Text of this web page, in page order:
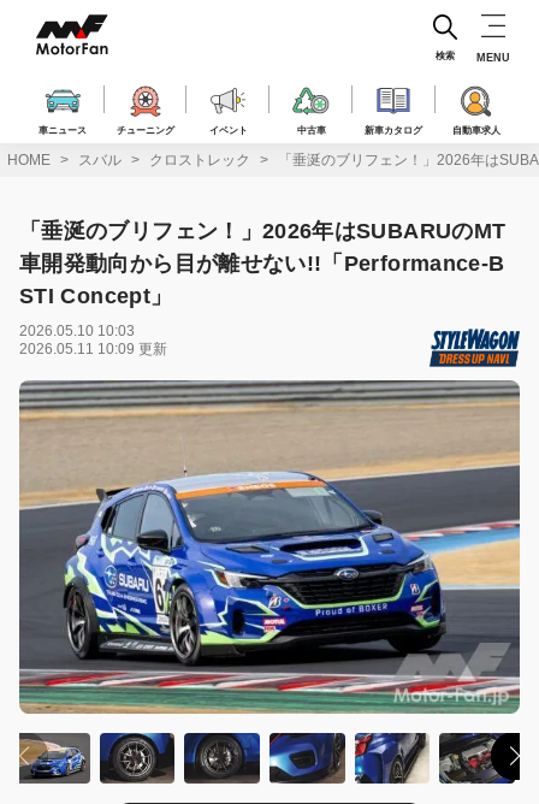
ス
車ニュース チューニング イベント 中古車 新車カタログ 自動車求人
検索 MENU
HOME スバル クロストレック 「垂涎のブリフェン！」2026年は
「垂涎のブリフェン！」2026年はSUBARUのMT
車開発動向から目が離せない!!「Performance-B
STI Concept」
2026.05.10 10:03
2026.05.11 10:09 更新